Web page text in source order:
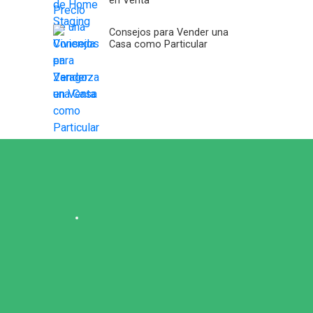
Consejos para Vender una
Casa como Particular